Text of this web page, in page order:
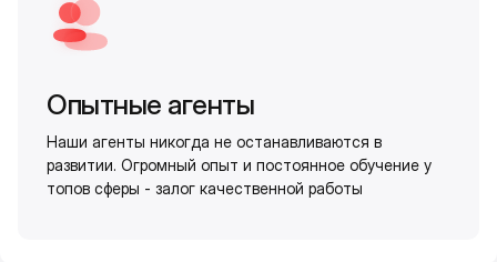
Опытные агенты
Наши агенты никогда не останавливаются в
развитии. Огромный опыт и постоянное обучение у
топов сферы - залог качественной работы